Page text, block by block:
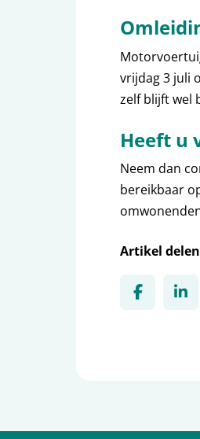
vrijdag 3 juli
zelf blijft wel
Heeft u
Neem dan
bereikbaar
Artikel
Deel via